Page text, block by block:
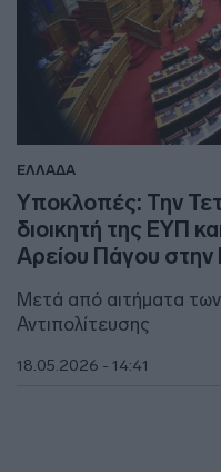
ΕΛΛΑΔΑ
Υποκλοπές: Την
διοικητή της ΕΥΠ
Αρείου Πάγου
Μετά από αιτήματα
Αντιπολίτευσης
18.05.2026 - 14:41